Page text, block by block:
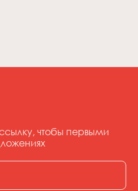
чтобы первыми